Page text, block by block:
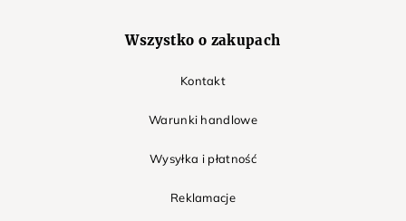
Wszystko o zakupach
Kontakt
Warunki handlowe
Wysyłka i płatność
Reklamacje